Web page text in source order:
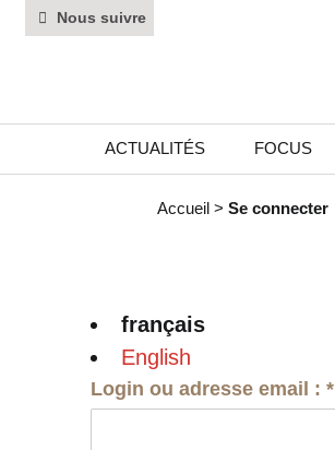
Nous suivre
ACTUALITÉS FOCUS
Accueil > Se connecter
français
English
Login ou adresse email :*